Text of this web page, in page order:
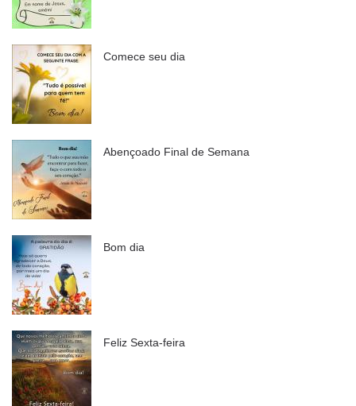
Comece seu dia
Abençoado Final de Semana
Bom dia
Feliz Sexta-feira